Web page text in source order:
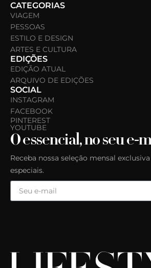
CATEGORIAS
VIAGEM
PESSOAS
ESTILO E DESIGN
ARTES E CULTURA
EDIÇÕES
EDIÇÃO ATUAL
ARQUIVO DE EDIÇÕES
SOCIAL
INSTAGRAM
FACEBOOK
PINTEREST
YOUTUBE
O essencial, no seu e-
Receba nossa seleção mensal
especiais.